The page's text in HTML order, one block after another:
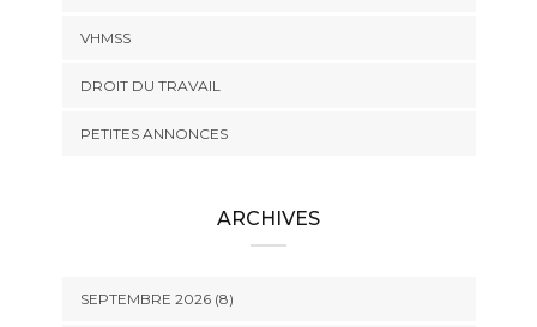
VHMSS
DROIT DU TRAVAIL
PETITES ANNONCES
ARCHIVES
SEPTEMBRE 2026 (8)